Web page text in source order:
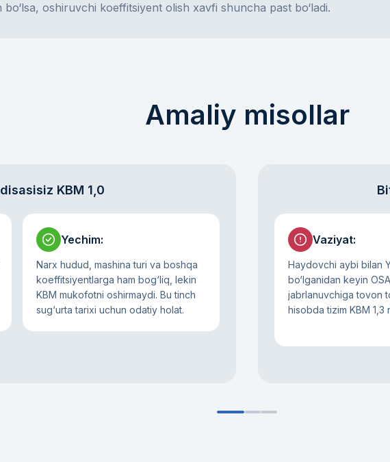
oshiruvchi koeffitsiyent olish xavfi shuncha past bo‘ladi.
Amaliy misollar
KBM 1,0
Yechim:
Narx hudud, mashina turi va boshqa
koeffitsiyentlarga ham bog‘liq, lekin
KBM mukofotni oshirmaydi. Bu tinch
sug‘urta tarixi uchun odatiy holat.
Vaziyat:
Haydovchi aybi bilan
bo‘lganidan keyin
jabrlanuvchiga tovon
hisobda tizim KBM 1,3